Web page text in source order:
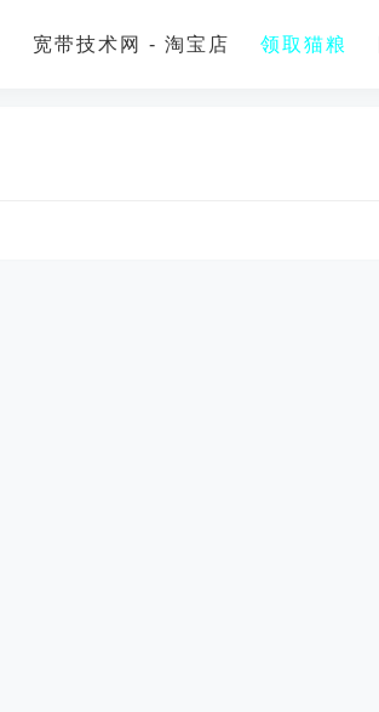
宽带技术网 - 淘宝店 领取猫粮